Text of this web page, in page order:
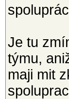
Je tu
týmu,
maji mit